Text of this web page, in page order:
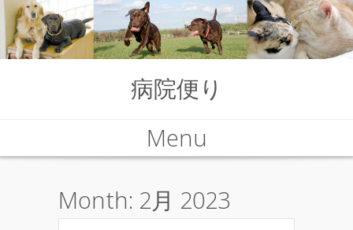
病院便り
Menu
Month: 2月 2023